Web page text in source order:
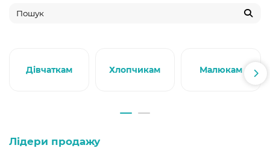
Дівчаткам Хлопчикам Малюкам
Лідери продажу